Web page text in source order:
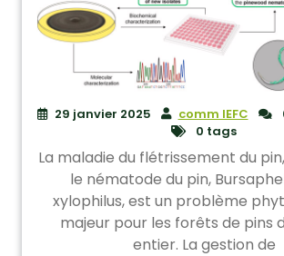
29 janvier 2025 comm IEFC
0 tags
La maladie du flétrissement du
le nématode du pin,
xylophilus, est un problème
majeur pour les forêts de pins
entier. La gestion de